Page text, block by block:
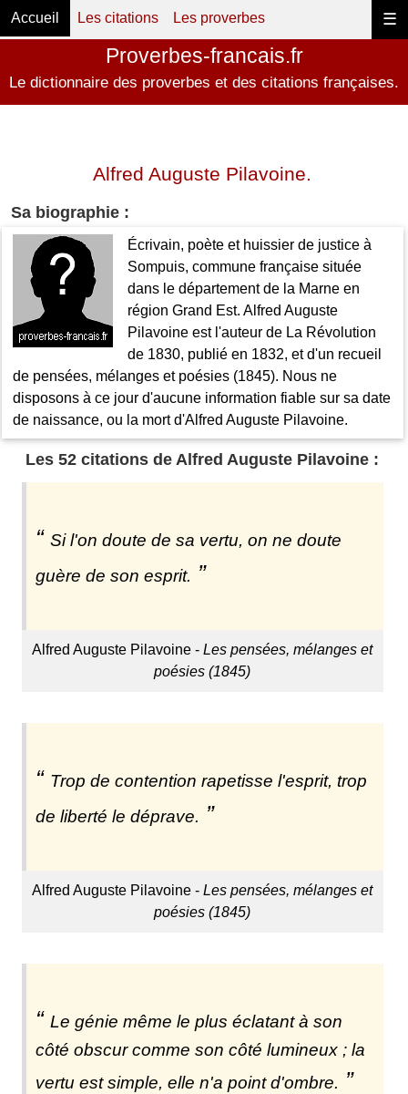
☰
Accueil Les citations Les proverbes
Proverbes-francais.fr
Le dictionnaire des proverbes et des citations françaises.
Alfred Auguste Pilavoine.
Sa biographie :
Écrivain, poète et huissier de justice à
Sompuis, commune française située
dans le département de la Marne en
région Grand Est. Alfred Auguste
Pilavoine est l'auteur de La Révolution
de 1830, publié en 1832, et d'un recueil
de pensées, mélanges et poésies (1845). Nous ne
disposons à ce jour d'aucune information fiable sur sa date
de naissance, ou la mort d'Alfred Auguste Pilavoine.
Les 52 citations de Alfred Auguste Pilavoine :
Si l'on doute de sa vertu, on ne doute
guère de son esprit.
Alfred Auguste Pilavoine -Les pensées, mélanges et
poésies (1845)
Trop de contention rapetisse l'esprit, trop
de liberté le déprave.
Alfred Auguste Pilavoine -Les pensées, mélanges et
poésies (1845)
Le génie même le plus éclatant à son
côté obscur comme son côté lumineux ; la
vertu est simple, elle n'a point d'ombre.